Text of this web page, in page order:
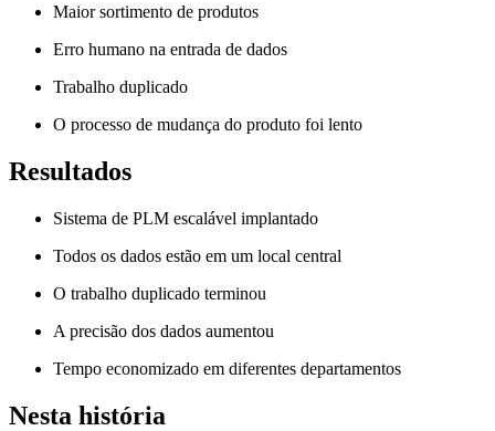
Maior sortimento de produtos
Erro humano na entrada de dados
Trabalho duplicado
O processo de mudança do produto foi lento
Resultados
Sistema de PLM escalável implantado
Todos os dados estão em um local central
O trabalho duplicado terminou
A precisão dos dados aumentou
Tempo economizado em diferentes departamentos
Nesta história